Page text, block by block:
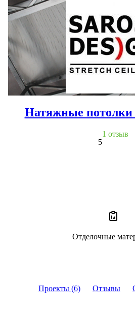
Проекты (6) Отзывы
Натяжные потолки
5
1 отзыв
Отделочные